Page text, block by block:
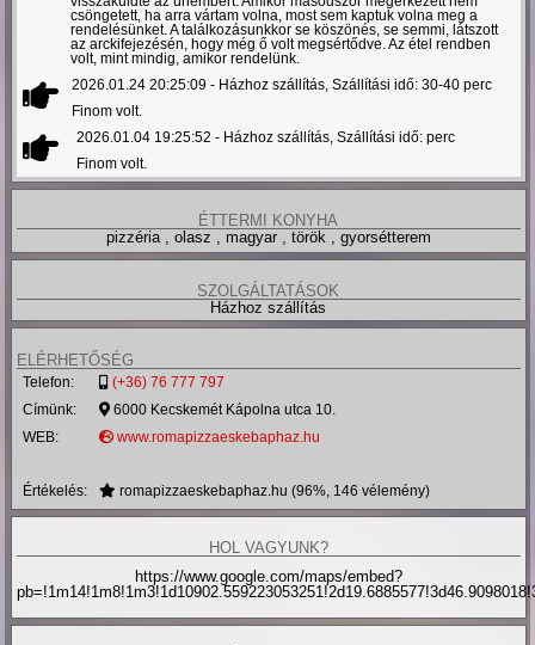
csöngetett, ha arra vártam volna, most sem kaptuk volna meg a
rendelésünket. A találkozásunkkor se köszönés, se semmi, látszott
az arckifejezésén, hogy még ő volt megsértődve. Az étel rendben
volt, mint mindig, amikor rendelünk.
2026.01.24 20:25:09 - Házhoz szállítás, Szállítási idő: 30-40 perc
Finom volt.
2026.01.04 19:25:52 - Házhoz szállítás, Szállítási idő: perc
Finom volt.
ÉTTERMI KONYHA
pizzéria , olasz , magyar , török , gyorsétterem
SZOLGÁLTATÁSOK
Házhoz szállítás
ELÉRHETŐSÉG
Telefon:
(+36) 76 777 797
Címünk:
6000 Kecskemét Kápolna utca 10.
WEB:
www.romapizzaeskebaphaz.hu
Értékelés: romapizzaeskebaphaz.hu (96%, 146 vélemény)
HOL VAGYUNK?
https://www.google.com/maps/embed?